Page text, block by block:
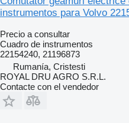
instrumentos para Volvo
Precio a consultar
Cuadro de instrumentos
22154240, 21196873
Rumanía, Cristesti
ROYAL DRU AGRO S.R.L.
Contacte con el vendedor